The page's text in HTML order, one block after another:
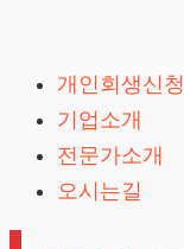
content
개인회생신청
기업소개
전문가소개
오시는길